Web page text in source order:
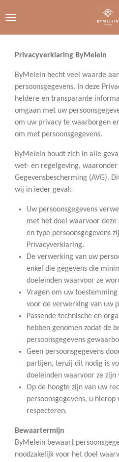
direct
naar
hoofdinhoud
Privacyverklaring ByMelein
ByMelein hecht veel waarde
persoonsgegevens. In deze
heldere en transparante
omgaan met uw
om uw privacy te waarborgen
om met persoonsgegevens.
ByMelein houdt zich in alle
wet- en regelgeving,
Gegevensbescherming (AVG).
wij in ieder geval:
Uw persoonsgegevens
met het doel waarvoor
en type persoonsgegevens
Privacyverklaring.
De verwerking van uw
enkel die gegevens die
doeleinden waarvoor ze
Vragen om uw
voor de verwerking van uw
Passende technische en
hebben genomen zodat de
persoonsgegevens
Geen persoonsgegevens
partijen, tenzij dit nodig is
doeleinden waarvoor ze zijn
Op de hoogte zijn van uw
persoonsgegevens, u
respecteren.
Bewaartermijn
ByMelein bewaart
noodzakelijk voor het doel